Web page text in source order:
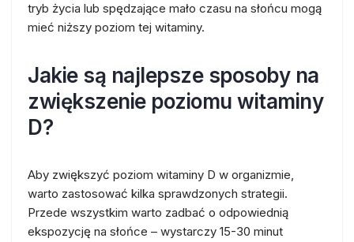
tryb życia lub spędzające mało czasu na słońcu mogą
mieć niższy poziom tej witaminy.
Jakie są najlepsze sposoby na
zwiększenie poziomu witaminy
D?
Aby zwiększyć poziom witaminy D w organizmie,
warto zastosować kilka sprawdzonych strategii.
Przede wszystkim warto zadbać o odpowiednią
ekspozycję na słońce – wystarczy 15-30 minut